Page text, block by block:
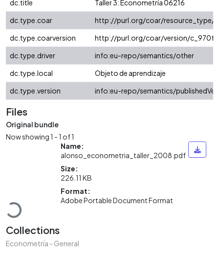
dc.title
Taller 3: Econometría 06216
dc.type.coar
http://purl.org/coar/resource_type/
dc.type.coarversion
http://purl.org/coar/version/
dc.type.driver
info:eu-repo/semantics/other
dc.type.local
Objeto de aprendizaje
dc.type.version
info:eu-repo/semantics/
Files
Original bundle
Now showing1 - 1 of 1
Loading...
Name:
alonso_econometria_taller_2008.pdf
Size:
226.11 KB
Format:
Adobe Portable Document Format
Collections
Econometría - General